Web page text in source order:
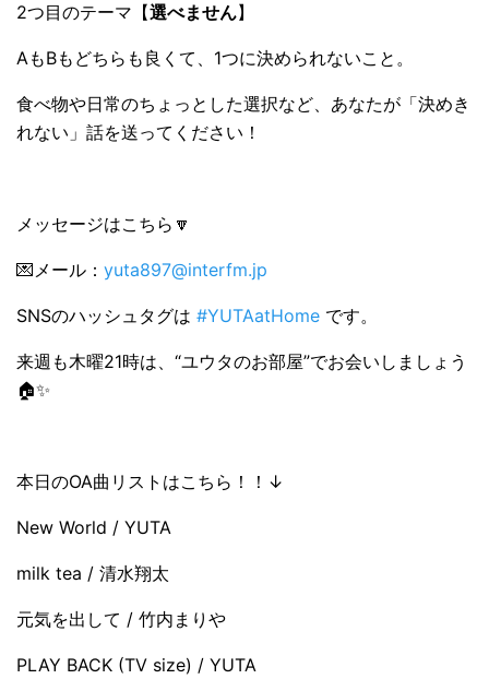
2つ目のテーマ【選べません】
AもBもどちらも良くて、1つに決められないこと。
食べ物や日常のちょっとした選択など、あなたが「決めき
れない」話を送ってください！
メッセージはこちら🔽
💌メール： yuta897@interfm.jp
SNSのハッシュタグは #YUTAatHome です。
来週も木曜21時は、“ユウタのお部屋”でお会いしましょう
🏠✨
本日のOA曲リストはこちら！！↓
New World / YUTA
milk tea / 清水翔太
元気を出して / 竹内まりや
PLAY BACK (TV size) / YUTA